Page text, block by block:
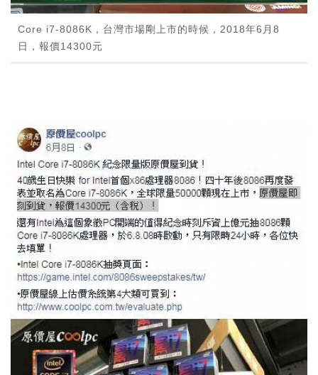
Core i7-8086K，台灣市場剛上市的時候，2018年6月8
日，報價14300元